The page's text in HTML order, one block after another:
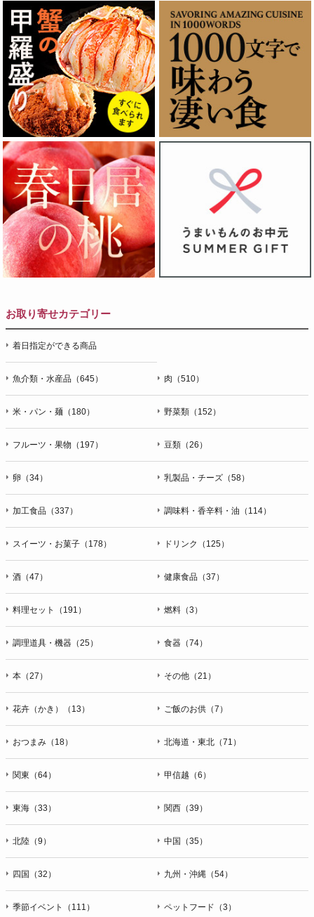
お取り寄せカテゴリー
着日指定ができる商品
魚介類・水産品（645） 肉（510）
米・パン・麺（180） 野菜類（152）
フルーツ・果物（197） 豆類（26）
卵（34） 乳製品・チーズ（58）
加工食品（337） 調味料・香辛料・油（114）
スイーツ・お菓子（178） ドリンク（125）
酒（47） 健康食品（37）
料理セット（191） 燃料（3）
調理道具・機器（25） 食器（74）
本（27） その他（21）
花卉（かき）（13） ご飯のお供（7）
おつまみ（18） 北海道・東北（71）
関東（64） 甲信越（6）
東海（33） 関西（39）
北陸（9） 中国（35）
四国（32） 九州・沖縄（54）
季節イベント（111） ペットフード（3）